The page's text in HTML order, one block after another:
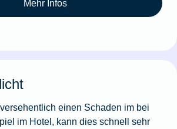
Mehr Infos
einen Schaden im bei
im Hotel, kann dies schnell sehr